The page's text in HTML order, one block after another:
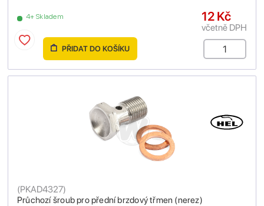
4+ Skladem 12 Kč
včetně DPH
PŘIDAT DO KOŠÍKU
Průchozí šroub pro přední brzdový třmen (nerez)
(PKAD4327)